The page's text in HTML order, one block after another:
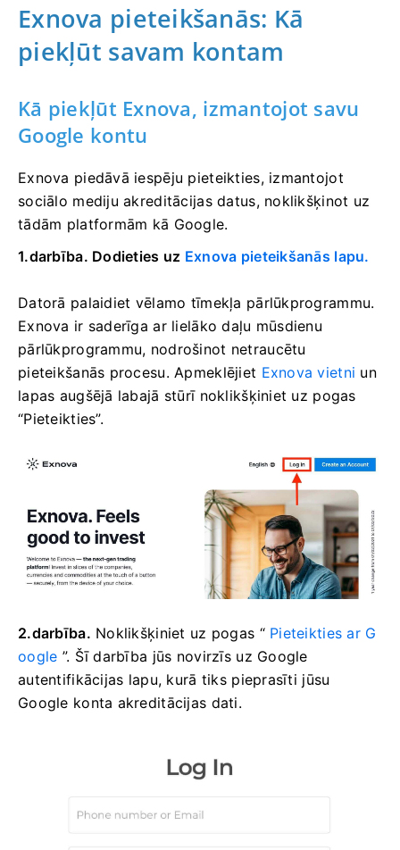
Exnova pieteikšanās: Kā
piekļūt savam kontam
Kā piekļūt Exnova, izmantojot savu
Google kontu
Exnova piedāvā iespēju pieteikties, izmantojot
sociālo mediju akreditācijas datus, noklikšķinot uz
tādām platformām kā Google.
1.darbība. Dodieties uz Exnova pieteikšanās lapu.
Datorā palaidiet vēlamo tīmekļa pārlūkprogrammu.
Exnova ir saderīga ar lielāko daļu mūsdienu
pārlūkprogrammu, nodrošinot netraucētu
pieteikšanās procesu. Apmeklējiet Exnova vietni un
lapas augšējā labajā stūrī noklikšķiniet uz pogas
“Pieteikties”.
2.darbība. Noklikšķiniet uz pogas “ Pieteikties ar G
oogle ”. Šī darbība jūs novirzīs uz Google
autentifikācijas lapu, kurā tiks pieprasīti jūsu
Google konta akreditācijas dati.